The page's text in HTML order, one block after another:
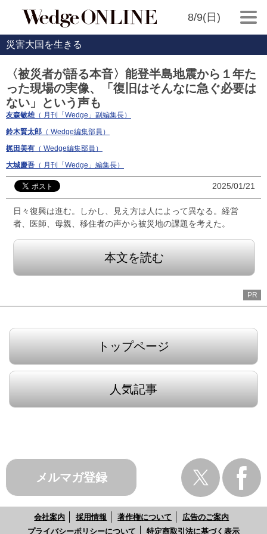
8/9(日)
災害大国を生きる
〈被災者が語る本音〉能登半島地震から１年た
った現場の実像、「復旧はそんなに急ぐ必要は
ない」という声も
友森敏雄（ 月刊「Wedge」副編集長）
鈴木賢太郎 （ Wedge編集部員）
梶田美有 （ Wedge編集部員）
大城慶吾 （ 月刊「Wedge」編集長）
2025/01/21
日々復興は進む。しかし、見え方は人によって異なる。経営
者、医師、母親、移住者の声から被災地の課題を考えた。
本文を読む
PR
トップページ
人気記事
メルマガ登録
会社案内 採用情報 著作権について
広告のご案内
プライバシーポリシーについて
特定商取引法に基づく表示